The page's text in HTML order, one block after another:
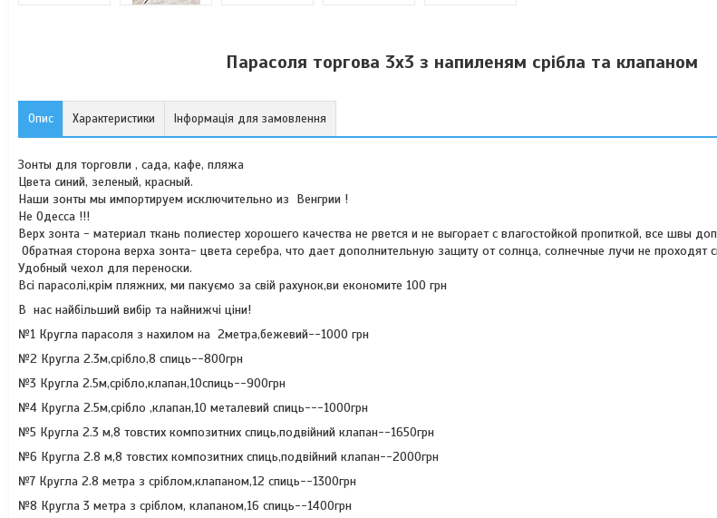
Парасоля торгова 3х3 з напиленям срібла та клапаном
Опис Характеристики Інформація для замовлення
Зонты для торговли , сада, кафе, пляжа
Цвета синий, зеленый, красный.
Наши зонты мы импортируем исключительно из Венгрии !
Не Одесса !!!
Верх зонта - материал ткань полиестер хорошего качества не рвется и не выгорает с влагостойкой пропиткой, все швы
Обратная сторона верха зонта- цвета серебра, что дает дополнительную защиту от солнца, солнечные лучи не проходят
Удобный чехол для переноски.
Всі парасолі,крім пляжних, ми пакуємо за свій рахунок,ви економите 100 грн
В нас найбільший вибір та найнижчі ціни!
№1 Кругла парасоля з нахилом на 2метра,бежевий--1000 грн
№2 Кругла 2.3м,срібло,8 спиць--800грн
№3 Кругла 2.5м,срібло,клапан,10спиць--900грн
№4 Кругла 2.5м,срібло ,клапан,10 металевий спиць---1000грн
№5 Кругла 2.3 м,8 товстих композитних спиць,подвійний клапан--1650грн
№6 Кругла 2.8 м,8 товстих композитних спиць,подвійний клапан--2000грн
№7 Кругла 2.8 метра з сріблом,клапаном,12 спиць--1300грн
№8 Кругла 3 метра з сріблом, клапаном,16 спиць--1400грн